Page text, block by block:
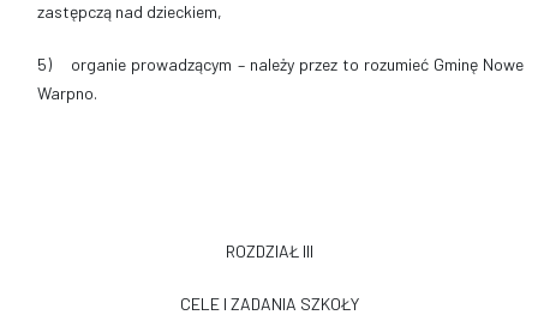
zastępczą nad dzieckiem,
5) organie prowadzącym – należy przez to rozumieć Gminę Nowe
Warpno.
ROZDZIAŁ III
CELE I ZADANIA SZKOŁY